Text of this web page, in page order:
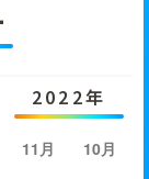
2022年
11月 10月